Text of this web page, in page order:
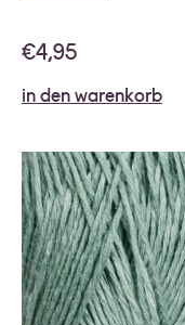
€4,95
in den warenkorb